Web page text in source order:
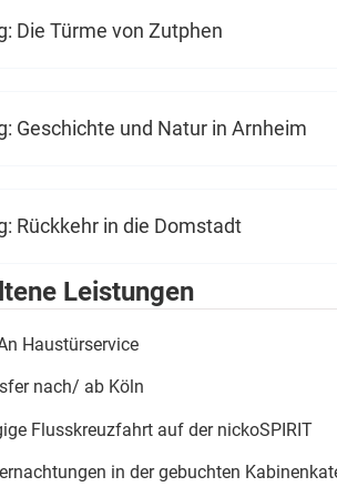
Die Türme von Zutphen
Geschichte und Natur in Arnheim
Rückkehr in die Domstadt
Leistungen
Haustürservice
nach/ ab Köln
Flusskreuzfahrt auf der nickoSPIRIT
in der gebuchten